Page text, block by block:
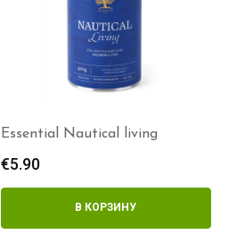
Essential Nautical living
€5.90
В КОРЗИНУ